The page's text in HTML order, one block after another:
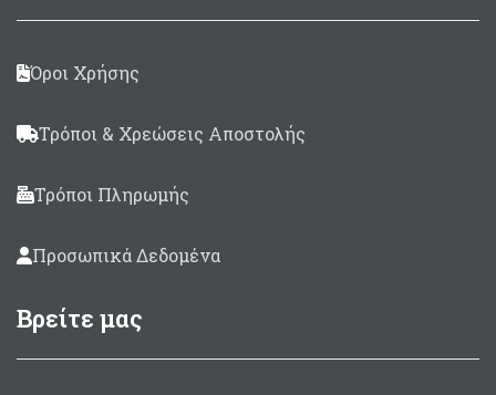
Όροι Χρήσης
Τρόποι & Χρεώσεις Αποστολής
Τρόποι Πληρωμής
Προσωπικά Δεδομένα
Βρείτε μας